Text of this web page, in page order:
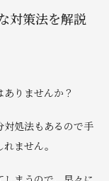
対策法を解説
りませんか？
対処法もあるので手
ません。